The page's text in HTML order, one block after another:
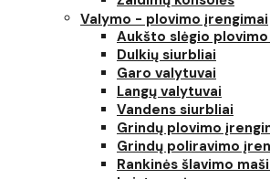
Valymo - plovimo įrengimai
Aukšto slėgio
Dulkių siurbliai
Garo valytuvai
Langų valytuvai
Vandens siurbliai
Grindų plovimo
Grindų poliravimo
Rankinės šlavimo